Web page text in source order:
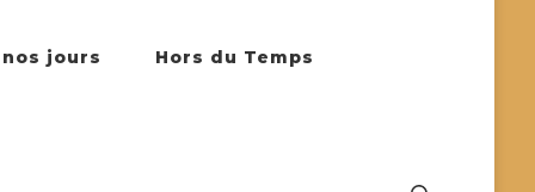
nos jours Hors du Temps